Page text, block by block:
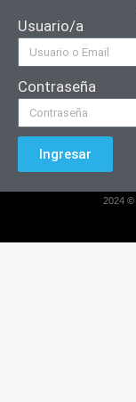
Usuario/a
Contraseña
Ingresar
2024 ©